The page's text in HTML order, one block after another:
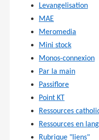
Levangelisation
MAE
Meromedia
Mini stock
Monos-connexion
Par la main
Passiflore
Point KT
Ressources
Ressources en
Rubrique "liens"